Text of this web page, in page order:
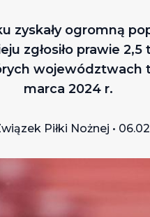
zyskały ogromną
zgłosiło prawie
województwach
marca 2024 r.
Piłki Nożnej •